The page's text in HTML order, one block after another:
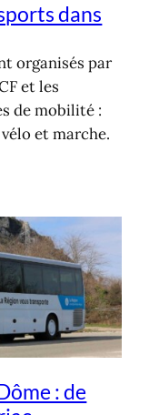
dans
organisés par
et les
de mobilité :
et marche.
: de